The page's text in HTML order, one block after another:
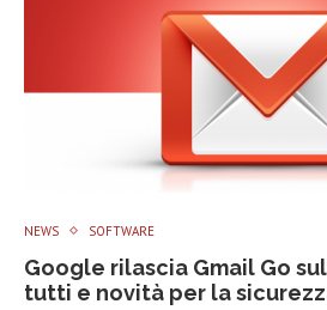
NEWS SOFTWARE
Google rilascia Gmail Go
tutti e novità per la